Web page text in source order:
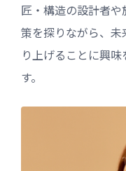
匠・構造の設計者
策を探りながら、未
り上げることに興
す。